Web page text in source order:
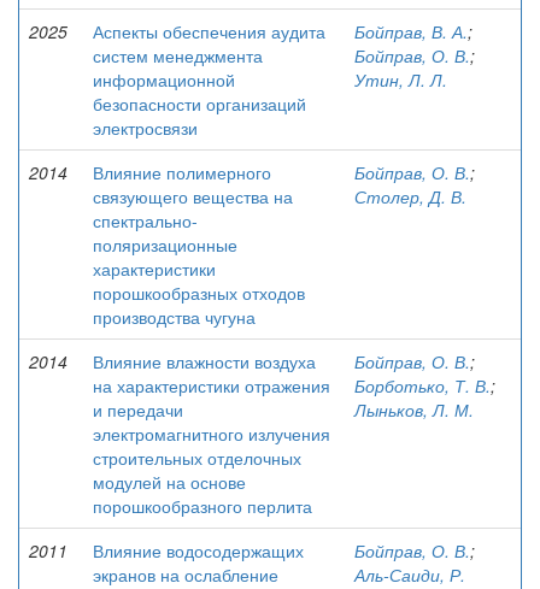
2025
Аспекты обеспечения аудита
систем менеджмента
информационной
безопасности организаций
электросвязи
Бойправ, В. А.;
Бойправ, О. В.;
Утин, Л. Л.
2014
Влияние полимерного
связующего вещества на
спектрально-
поляризационные
характеристики
порошкообразных отходов
производства чугуна
Бойправ, О. В.;
Столер, Д. В.
2014
Влияние влажности воздуха
на характеристики отражения
и передачи
электромагнитного излучения
строительных отделочных
модулей на основе
порошкообразного перлита
Бойправ, О. В.;
Борботько, Т. В.;
Лыньков, Л. М.
2011
Влияние водосодержащих
экранов на ослабление
Бойправ, О. В.;
Аль-Саиди, Р.